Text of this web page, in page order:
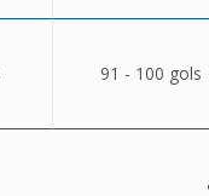
91 - 100 gols